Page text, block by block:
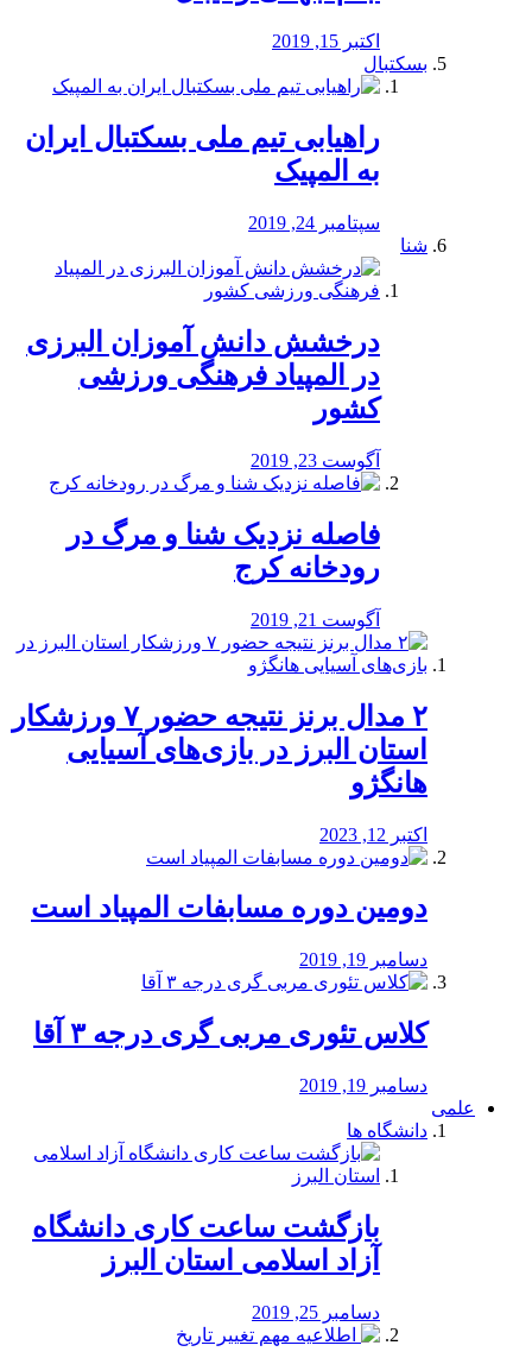
اکتبر 15, 2019
بسکتبال
راهیابی تیم ملی بسکتبال ایران
به المپیک
سپتامبر 24, 2019
شنا
درخشش دانش آموزان البرزی
در المپیاد فرهنگی ورزشی
کشور
آگوست 23, 2019
️فاصله نزدیک شنا و مرگ در
رودخانه کرج
آگوست 21, 2019
۲ مدال برنز نتیجه حضور ۷ ورزشکار
استان البرز در بازی‌های آسیایی
هانگژو
اکتبر 12, 2023
دومین دوره مسابفات المپیاد است
دسامبر 19, 2019
کلاس تئوری مربی گری درجه ۳ آقا
دسامبر 19, 2019
علمی
دانشگاه ها
بازگشت ساعت کاری دانشگاه
آزاد اسلامی استان البرز
دسامبر 25, 2019